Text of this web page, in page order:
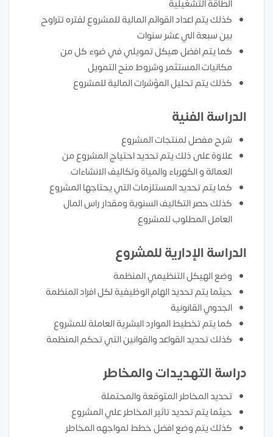
الطاقة التشغيلية
كذلك يتم اعداد القوائم المالية للمشروع لفتره تتراوح
بين سبعة الي عشر سنوات
كما يتم افضل هيكل تمويلي في ضوء كل من
مكانيات المستثمر وشروط منح التمويل
كذلك يتم تحليل المؤشرات المالية للمشروع
الدراسة الفنية
شرح مفصل لمنتجات المشروع
علاوة على ذلك يتم تحديد احتياج المشروع من
العمالة و الكهرباء والمياة وتكاليف الانشاءات
كما يتم تحديد المستلزمات التي يحتاجها المشروع
كذلك حصر التكاليف السنوية ومقدار راس المال
العامل المطلوب للمشروع
الدراسة الإدارية للمشروع
وضع الهيكل التنظيمي المنظمة
حيثما يتم تحديد الهام الوظيفية لكل افراد المنظمة
الجدوي القانونية
كما يتم تخطيط الموارد البشرية العاملة للمشروع
كذلك تحديد القواعد والقوانين التي تحكم المنظمة
دراسة التهديدات والمخاطر
تحديد المخاطر المتوقعة والمحتملة
حيثما يتم تحديد تاثير المخاطر علي المشروع
كذلك يتم وضع افضل خطط لمواجهه المخاطر